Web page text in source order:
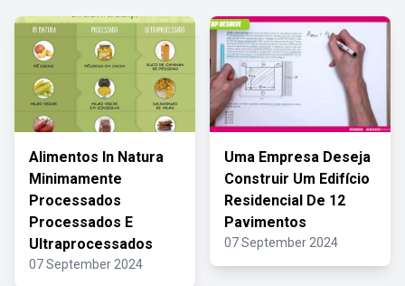
Alimentos In Natura
Minimamente
Processados
Processados E
Ultraprocessados
07 September 2024
Uma Empresa Deseja
Construir Um Edifício
Residencial De 12
Pavimentos
07 September 2024